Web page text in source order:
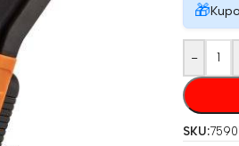
🎁
-
SKU: